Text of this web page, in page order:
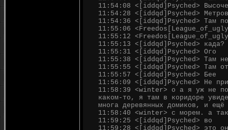
11:54:08 <[iddqd]Psyched>
11:54:28 <[iddqd]Psyched>
11:54:36 <[iddqd]Psyched> Там
11:55:06
11:55:12
11:55:13 <[iddqd]Psyched> када?
11:55:31 <[iddqd]Psyched> Ого
11:55:38 <[iddqd]Psyched> Там
11:55:55 <[iddqd]Psyched> Там
11:55:57 <[iddqd]Psyched> Бее
11:56:09 <[iddqd]Psyched> Не
11:58:39 <winter> о а я уж не
каком-то, я там в коридоре
многа деревянных домиков, и
11:58:40 <winter> с морем. а
11:59:25 <[iddqd]Psyched> во
11:59:28 <[iddqd]Psyched> это